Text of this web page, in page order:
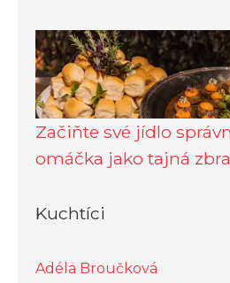
Začiňte své jídlo
omáčka jako tajná
Kuchtíci
Adéla Broučková